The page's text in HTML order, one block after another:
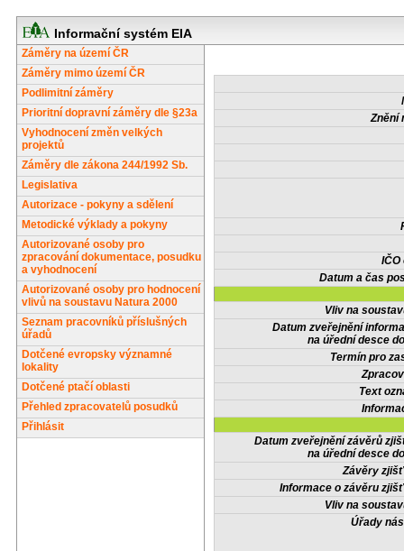
Informační systém EIA
Záměry na území ČR
Záměry mimo území ČR
Podlimitní záměry
Prioritní dopravní záměry dle §23a
Vyhodnocení změn velkých
projektů
Záměry dle zákona 244/1992 Sb.
Legislativa
Autorizace - pokyny a sdělení
Metodické výklady a pokyny
Autorizované osoby pro
zpracování dokumentace, posudku
a vyhodnocení
Autorizované osoby pro hodnocení
vlivů na soustavu Natura 2000
Seznam pracovníků příslušných
úřadů
Dotčené evropsky významné
lokality
Dotčené ptačí oblasti
Přehled zpracovatelů posudků
Přihlásit
Znění
IČO
Datum a čas
Vliv na
Datum zveřejnění
na úřední desce
Termín pro
Text
Datum zveřejnění závěrů
na úřední desce
Závěry
Informace o závěru
Vliv na
Úřady